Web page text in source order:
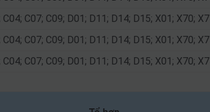
C04; C07; C09; D01; D11; D14; D15; X01; X70;
C04; C07; C09; D01; D11; D14; D15; X01; X70;
C04; C07; C09; D01; D11; D14; D15; X01; X70;